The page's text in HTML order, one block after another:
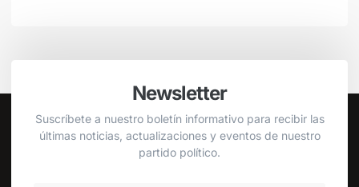
Newsletter
Suscríbete a nuestro boletín informativo para recibir las
últimas noticias, actualizaciones y eventos de nuestro
partido político.